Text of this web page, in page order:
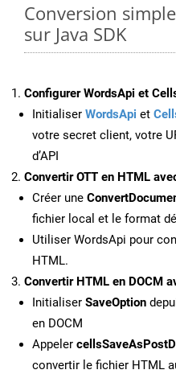
Conversion
sur Java SDK
Configurer WordsApi et
Initialiser WordsApi et
votre secret client, votre
d’API
Convertir OTT en HTML
Créer une
fichier local et le format
Utiliser WordsApi pour
HTML.
Convertir HTML en DOCM
Initialiser SaveOption
en DOCM
Appeler
convertir le fichier HTML